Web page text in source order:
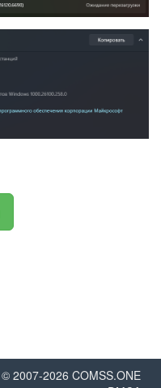
© 2007-2026 COMSS.ONE